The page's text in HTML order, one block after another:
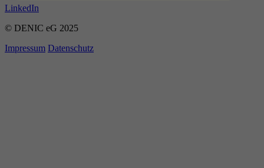
LinkedIn
© DENIC eG 2025
Impressum Datenschutz